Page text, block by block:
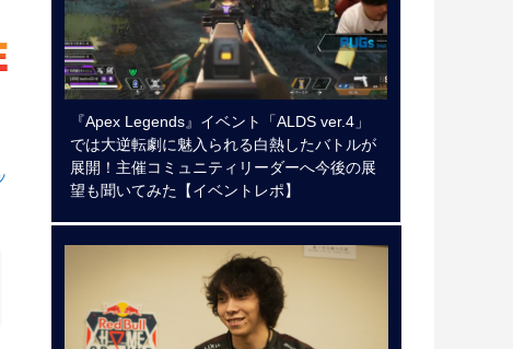
『Apex Legends』イベント「ALDS ver.4」
では大逆転劇に魅入られる白熱したバトルが
展開！主催コミュニティリーダーへ今後の展
望も聞いてみた【イベントレポ】